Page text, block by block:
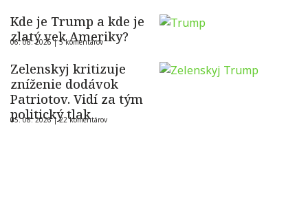
Kde je Trump a kde je
zlatý vek Ameriky?
06. 08. 2026 |5 komentárov
Zelenskyj kritizuje
zníženie dodávok
Patriotov. Vidí za tým
politický tlak
05. 08. 2026 |22 komentárov